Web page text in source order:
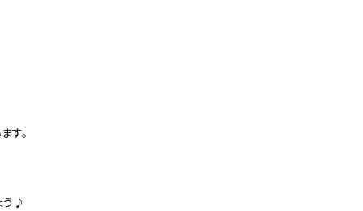
す。
う♪